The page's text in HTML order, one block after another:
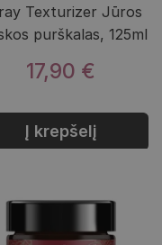
Texturizer Jūros
purškalas, 125ml
17,90 €
Į krepšelį